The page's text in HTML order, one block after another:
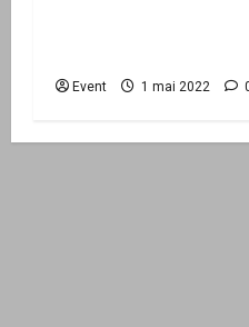
Event 1 mai 2022